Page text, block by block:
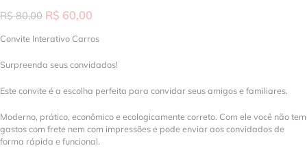
R$80,00 R$ 60,00
Convite Interativo Carros
Surpreenda seus convidados!
Este convite é a escolha perfeita para convidar seus amigos e familiares.
Moderno, prático, econômico e ecologicamente correto. Com ele você não tem
gastos com frete nem com impressões e pode enviar aos convidados de
forma rápida e funcional.